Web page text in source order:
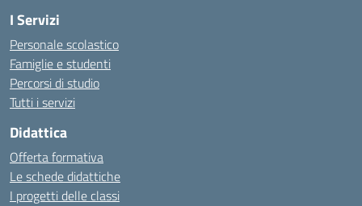
I Servizi
Personale scolastico
Famiglie e studenti
Percorsi di studio
Tutti i servizi
Didattica
Offerta formativa
Le schede didattiche
I progetti delle classi